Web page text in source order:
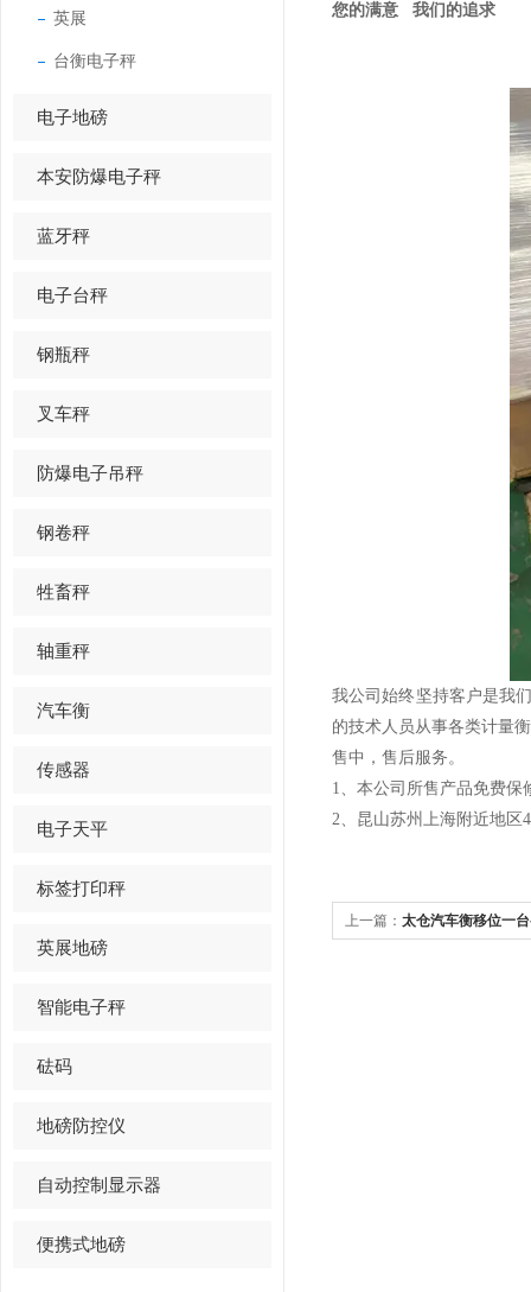
英展
台衡电子秤
电子地磅
本安防爆电子秤
蓝牙秤
电子台秤
钢瓶秤
叉车秤
防爆电子吊秤
钢卷秤
牲畜秤
轴重秤
汽车衡
传感器
电子天平
标签打印秤
英展地磅
智能电子秤
砝码
地磅防控仪
自动控制显示器
便携式地磅
您的满意 我们的追求
我公司始终坚持客户是我
的技术人员从事各类计量
售中，售后服务。
1、本公司所售产品免费保
2、昆山苏州上海附近地区
上一篇： 太仓汽车衡移位一